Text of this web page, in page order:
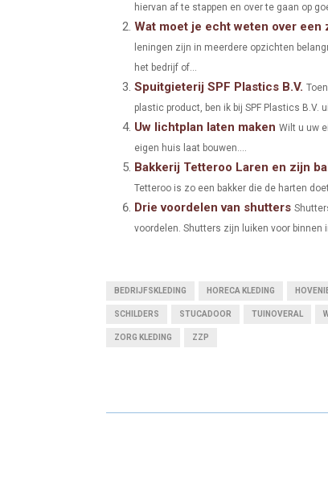
R
O
R
hiervan af te stappen en over te gaan op
Wat moet je echt weten over
leningen zijn in meerdere opzichten
het bedrijf of...
Spuitgieterij SPF Plastics B.V.
plastic product, ben ik bij SPF Plastics B.V.
Uw lichtplan laten maken Wilt u uw
eigen huis laat bouwen....
Bakkerij Tetteroo Laren en zijn
Tetteroo is zo een bakker die de harten
Drie voordelen van shutters
voordelen. Shutters zijn luiken voor binnen
BEDRIJFSKLEDING HORECA KLEDING
SCHILDERS STUCADOOR TUINOVERAL
ZORG KLEDING ZZP